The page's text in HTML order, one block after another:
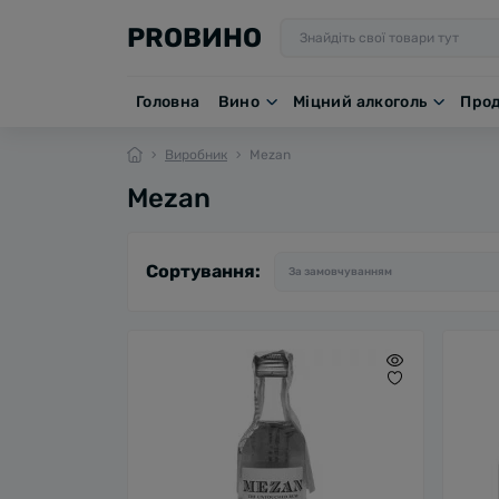
PROВИНО
Головна Вино Міцний алкоголь
Виробник Mezan
Mezan
Сортування: